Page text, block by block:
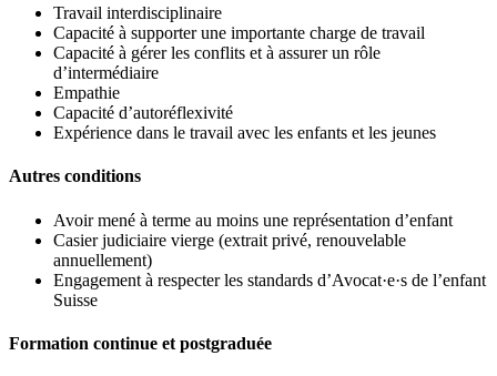
Travail interdisciplinaire
Capacité à supporter une importante charge de travail
Capacité à gérer les conflits et à assurer un rôle
d’intermédiaire
Empathie
Capacité d’autoréflexivité
Expérience dans le travail avec les enfants et les jeunes
Autres conditions
Avoir mené à terme au moins une représentation d’enfant
Casier judiciaire vierge (extrait privé, renouvelable
annuellement)
Engagement à respecter les standards d’Avocat·e·s de l’enfant
Suisse
Formation continue et postgraduée